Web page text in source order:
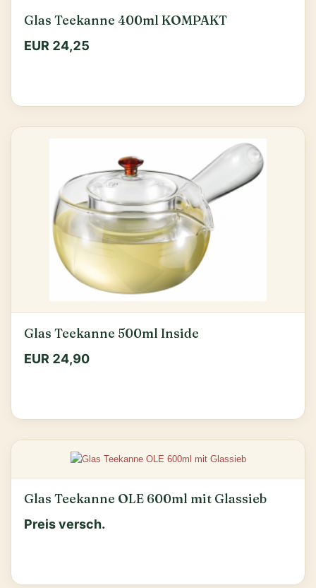
Glas Teekanne 400ml KOMPAKT
EUR 24,25
Glas Teekanne 500ml Inside
EUR 24,90
Glas Teekanne OLE 600ml mit Glassieb
Preis versch.